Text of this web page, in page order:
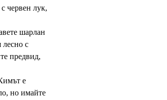
червен лук,
шарлан
лесно с
предвид,
е
но имайте